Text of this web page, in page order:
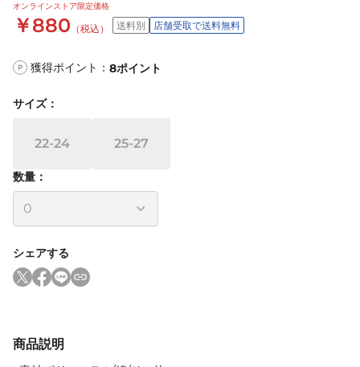
オンラインストア限定価格
￥880 （税込） 送料別 店舗受取で送料無料
P 獲得ポイント： 8ポイント
サイズ：
22-24 25-27
数量：
シェアする
商品説明